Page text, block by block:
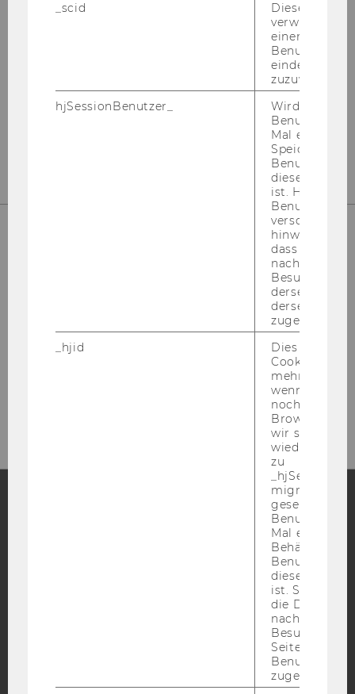
In­tra­net­zu­gang für De­part­ment­an­ge­
hö­ri­ge
Öff­nungs­zei­ten wäh­rend des Se­mes­ters
Öff­nungs­zei­ten wäh­rend der Fe­ri­en
Blog
Bluesky
IMPRESSUM
_scid
Dieses
verwendet,
einem/einer
Benutzer*in
eindeutige ID
zuzuweisen
hjSessionBenutzer_
Wird gesetzt,
Benutzer
Mal eine
Speichert die
Benutzer-ID,
diese Seite
ist. Hotjar
Benutzer
verschiedene
hinweg.Stellt
dass Daten
Besuchen auf
derselben
derselben
zugeordnet
_hjid
Dies ist ein
Cookie, das
mehr setzen,
wenn ein
noch in
Browser hat,
wir seinen
zu
migrieren.
gesetzt,
Benutzer
Mal eine
Behält die
Benutzer-ID
diese Seite
ist. Stellt
die Daten von
Besuchen
Seite
Benutzer-ID
zugeordnet